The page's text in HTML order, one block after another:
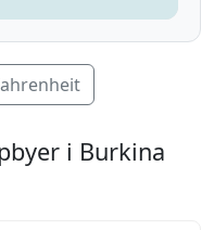
i Burkina